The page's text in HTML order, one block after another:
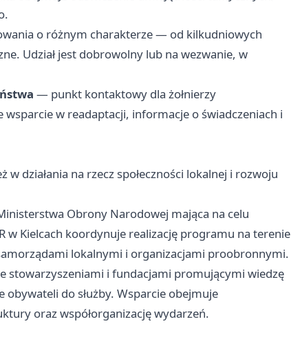
o różnym charakterze — od kilkudniowych
Udział jest dobrowolny lub na wezwanie, w
— punkt kontaktowy dla żołnierzy
w readaptacji, informacje o świadczeniach i
działania na rzecz społeczności lokalnej i rozwoju
Obrony Narodowej mająca na celu
w Kielcach koordynuje realizację programu na terenie
lokalnymi i organizacjami proobronnymi.
stowarzyszeniami i fundacjami promującymi wiedzę
do służby. Wsparcie obejmuje
oraz współorganizację wydarzeń.